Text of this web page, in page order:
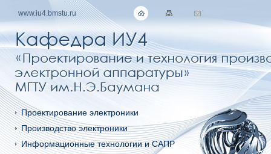
www.iu4.bmstu.ru
Проектирование электроники
Производство электроники
Информационные технологии и САПР